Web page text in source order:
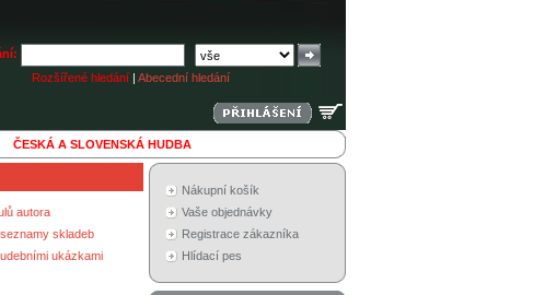
Rozšířené hledání | Abecední hledání
ČESKÁ A SLOVENSKÁ HUDBA
autora
skladeb
ukázkami
Nákupní košík
Vaše objednávky
Registrace zákazníka
Hlídací pes